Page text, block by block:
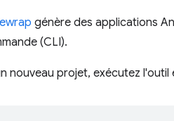
génère des applications
(CLI).
nouveau projet, exécutez